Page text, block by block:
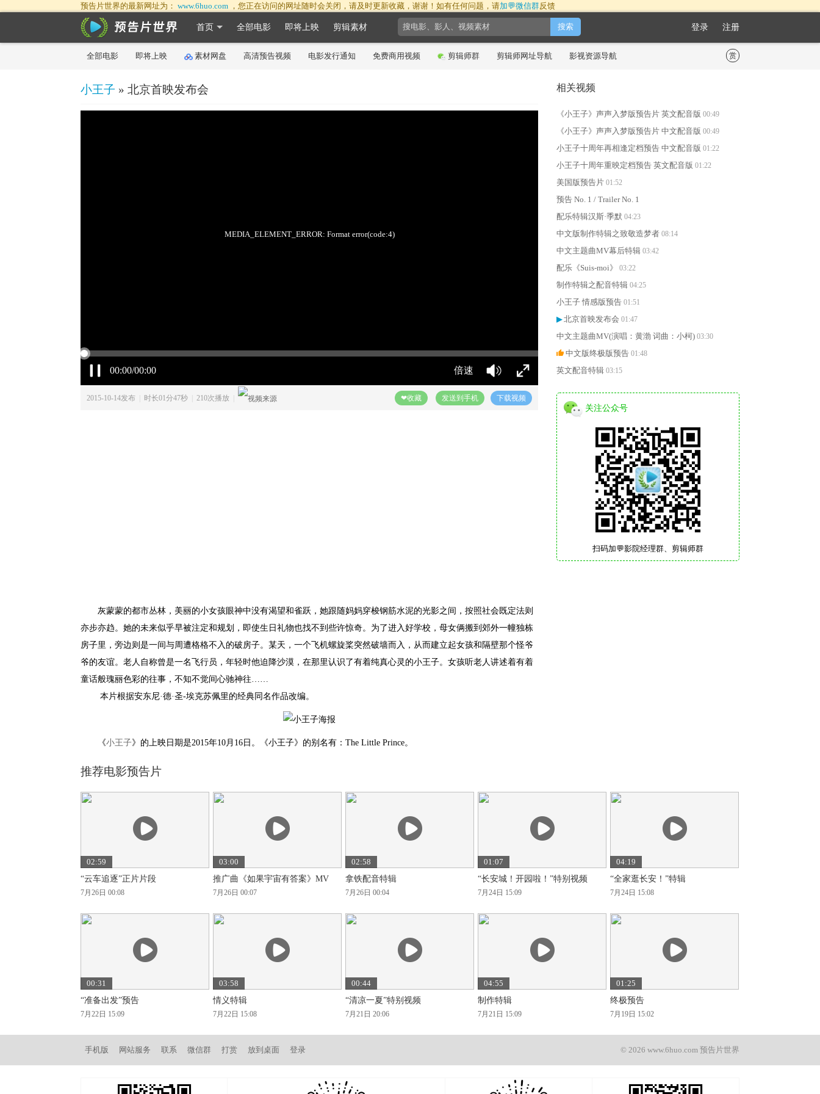
预告片世界的最新网址为： www.6huo.com ，您正在访问的网址随时会关闭，请及时更新收藏，谢谢！如有任何问题，请加💬微信群反馈
首页 全部电影 即将上映 剪辑素材 登录 注册
全部电影 即将上映 素材网盘 高清预告视频 电影发行通知 免费商用视频 剪辑师群 剪辑师网址导航 影视资源导航 赏
小王子 » 北京首映发布会
00:00/00:00 倍速
MEDIA_ELEMENT_ERROR: Format error(code:4)
❤收藏 发送到手机 下载视频
2015-10-14发布 时长01分47秒 210次播放
灰蒙蒙的都市丛林，美丽的小女孩眼神中没有渴望和雀跃，她跟随妈妈穿梭钢筋水泥的光影之间，按照社会既定法则
亦步亦趋。她的未来似乎早被注定和规划，即使生日礼物也找不到些许惊奇。为了进入好学校，母女俩搬到郊外一幢独栋
房子里，旁边则是一间与周遭格格不入的破房子。某天，一个飞机螺旋桨突然破墙而入，从而建立起女孩和隔壁那个怪爷
爷的友谊。老人自称曾是一名飞行员，年轻时他迫降沙漠，在那里认识了有着纯真心灵的小王子。女孩听老人讲述着有着
童话般瑰丽色彩的往事，不知不觉间心驰神往……
本片根据安东尼·德·圣-埃克苏佩里的经典同名作品改编。
《小王子》的上映日期是2015年10月16日。《小王子》的别名有：The Little Prince。
相关视频
《小王子》声声入梦版预告片 英文配音版 00:49
《小王子》声声入梦版预告片 中文配音版 00:49
小王子十周年再相逢定档预告 中文配音版 01:22
小王子十周年重映定档预告 英文配音版 01:22
美国版预告片 01:52
预告 No. 1 / Trailer No. 1
配乐特辑汉斯·季默 04:23
中文版制作特辑之致敬造梦者 08:14
中文主题曲MV幕后特辑 03:42
配乐《Suis-moi》 03:22
制作特辑之配音特辑 04:25
小王子 情感版预告 01:51
▶ 北京首映发布会 01:47
中文主题曲MV(演唱：黄渤 词曲：小柯) 03:30
中文版终极版预告 01:48
英文配音特辑 03:15
中文配音特辑之黄磊黄多多
制作特辑之袁泉：虎妈也可以很可爱
制作特辑之马天宇.flv 02:17
中文配音特辑之胡海泉 03:45
中文配音特辑之张译 03:55
中文配音特辑之王自健 02:42
中文配音特辑之小柯 00:01
中文配音特辑之周迅 03:01
中文制作特辑之黄渤配音 03:57
关注公众号
扫码加💬影院经理群、剪辑师群
推荐电影预告片
02:59
“云车追逐”正片片段
7月26日 00:08
03:00
推广曲《如果宇宙有答案》MV
7月26日 00:07
02:58
拿铁配音特辑
7月26日 00:04
01:07
“长安城！开园啦！”特别视频
7月24日 15:09
04:19
“全家逛长安！”特辑
7月24日 15:08
00:31
“准备出发”预告
7月22日 15:09
03:58
情义特辑
7月22日 15:08
00:44
“清凉一夏”特别视频
7月21日 20:06
04:55
制作特辑
7月21日 15:09
01:25
终极预告
7月19日 15:02
手机版 网站服务 联系 微信群 打赏 放到桌面 登录 © 2026 www.6huo.com 预告片世界